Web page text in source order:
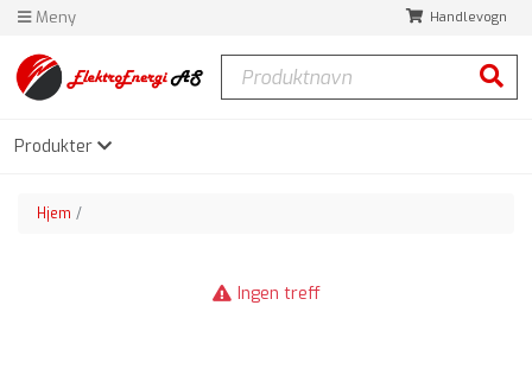
Meny Handlevogn
Produktnavn
Produkter
Hjem
Ingen treff